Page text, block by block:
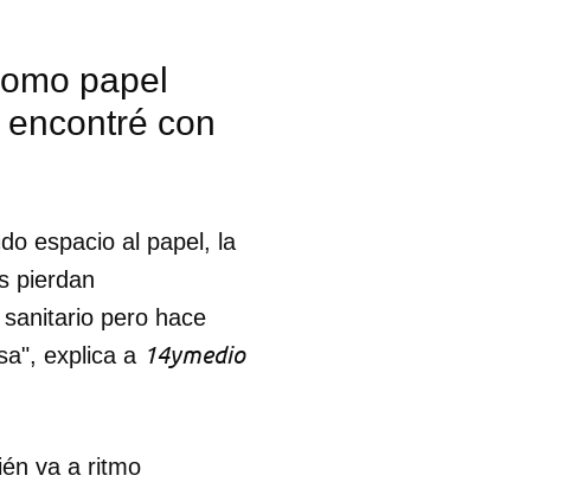
papel
con
espacio al papel, la
pierdan
pero hace
explica a 14ymedio
va a ritmo